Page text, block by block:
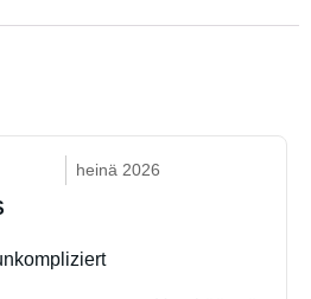
heinä 2026